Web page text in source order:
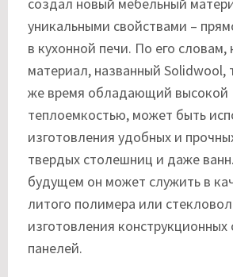
уникальными свойствами –
в кухонной печи. По его словам,
материал, названный Solidwool,
же время обладающий высокой
теплоемкостью, может быть
изготовления удобных и
твердых столешниц и даже
будущем он может служить в
литого полимера или
изготовления конструкционных
панелей.